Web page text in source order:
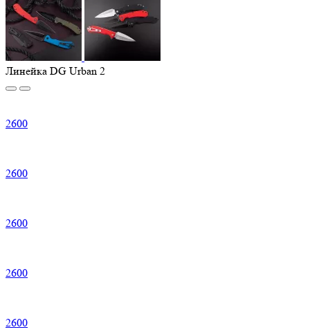
Линейка DG Urban 2
2600
2600
2600
2600
2600